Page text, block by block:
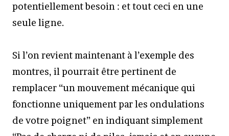
potentiellement besoin : et tout ceci en une
seule ligne.
Si l’on revient maintenant à l’exemple des
montres, il pourrait être pertinent de
remplacer “un mouvement mécanique qui
fonctionne uniquement par les ondulations
de votre poignet” en indiquant simplement